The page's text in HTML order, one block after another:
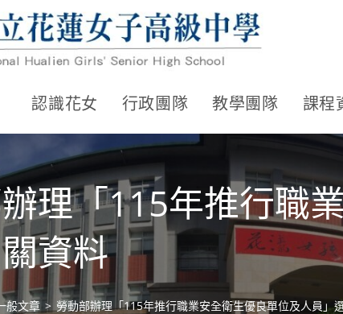
認識花女 行政團隊 教學團隊 課程
理「115年推行職
資料
般文章 > 勞動部辦理「115年推行職業安全衛生優良單位及人員」